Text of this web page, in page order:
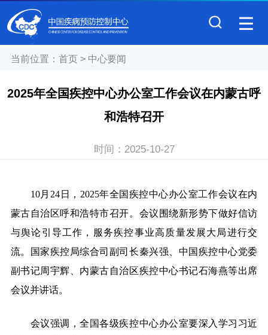
当前位置： 首页> 中心要闻
2025年全国疾控中心办公室工作会议在内蒙古呼
和浩特召开
时间： 2025-10-27
10月24日，2025年全国疾控中心办公室工作会议在内
蒙古自治区呼和浩特市召开。会议围绕新形势下做好信访
与舆论引导工作，服务疾控事业高质量发展大局进行交
流。国家疾控局综合司副司长秦兴强、中国疾控中心党委
副书记周宇辉、内蒙古自治区疾控中心书记石海燕等出席
会议并讲话。
会议强调，全国各级疾控中心办公室要深入学习习近